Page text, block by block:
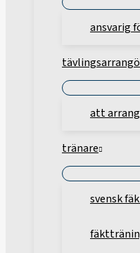
ansvarig
att
tränare
svensk